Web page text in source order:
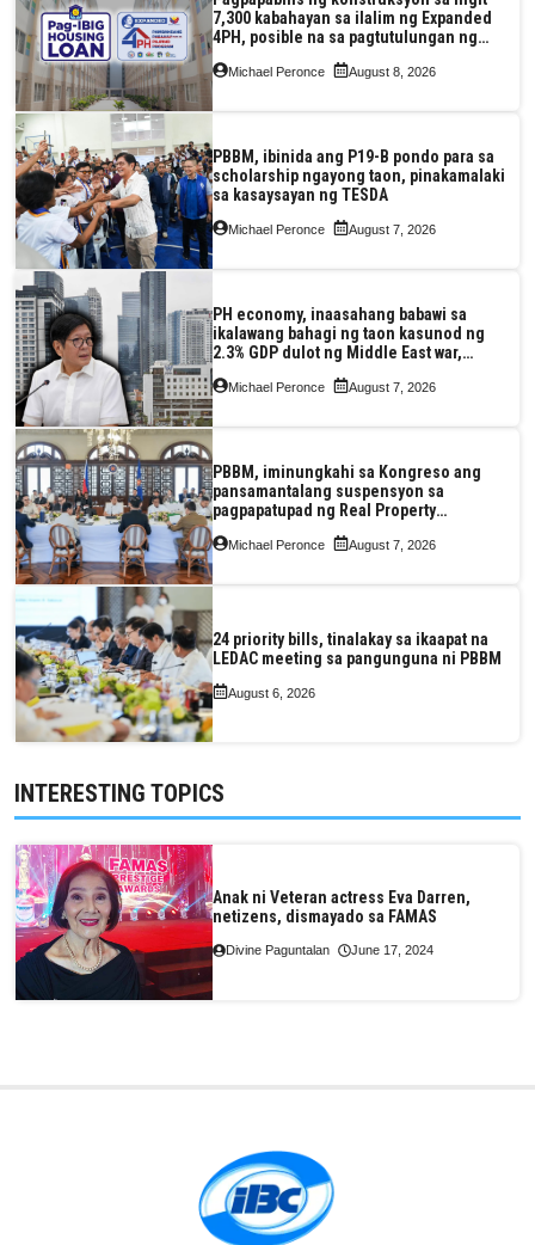
7,300 kabahayan sa ilalim ng Expanded
4PH, posible na sa pagtutulungan ng
Pag-IBIG at P.A. Alvarez
Michael Peronce August 8, 2026
PBBM, ibinida ang P19-B pondo para sa
scholarship ngayong taon, pinakamalaki
sa kasaysayan ng TESDA
Michael Peronce August 7, 2026
PH economy, inaasahang babawi sa
ikalawang bahagi ng taon kasunod ng
2.3% GDP dulot ng Middle East war,
pagkaantala ng public construction
Michael Peronce August 7, 2026
PBBM, iminungkahi sa Kongreso ang
pansamantalang suspensyon sa
pagpapatupad ng Real Property
Valuation and Assessment Reform Act
Michael Peronce August 7, 2026
24 priority bills, tinalakay sa ikaapat na
LEDAC meeting sa pangunguna ni PBBM
August 6, 2026
INTERESTING TOPICS
Anak ni Veteran actress Eva Darren,
netizens, dismayado sa FAMAS
Divine Paguntalan June 17, 2024